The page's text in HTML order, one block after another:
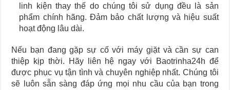
linh kiện thay thế do chúng tôi sử dụng đều là sản
phẩm chính hãng. Đảm bảo chất lượng và hiệu suất
hoạt động lâu dài.
Nếu bạn đang gặp sự cố với máy giặt và cần sự can
thiệp kịp thời. Hãy liên hệ ngay với Baotrinha24h để
được phục vụ tận tình và chuyên nghiệp nhất. Chúng tôi
sẽ luôn sẵn sàng đáp ứng mọi nhu cầu của bạn trong